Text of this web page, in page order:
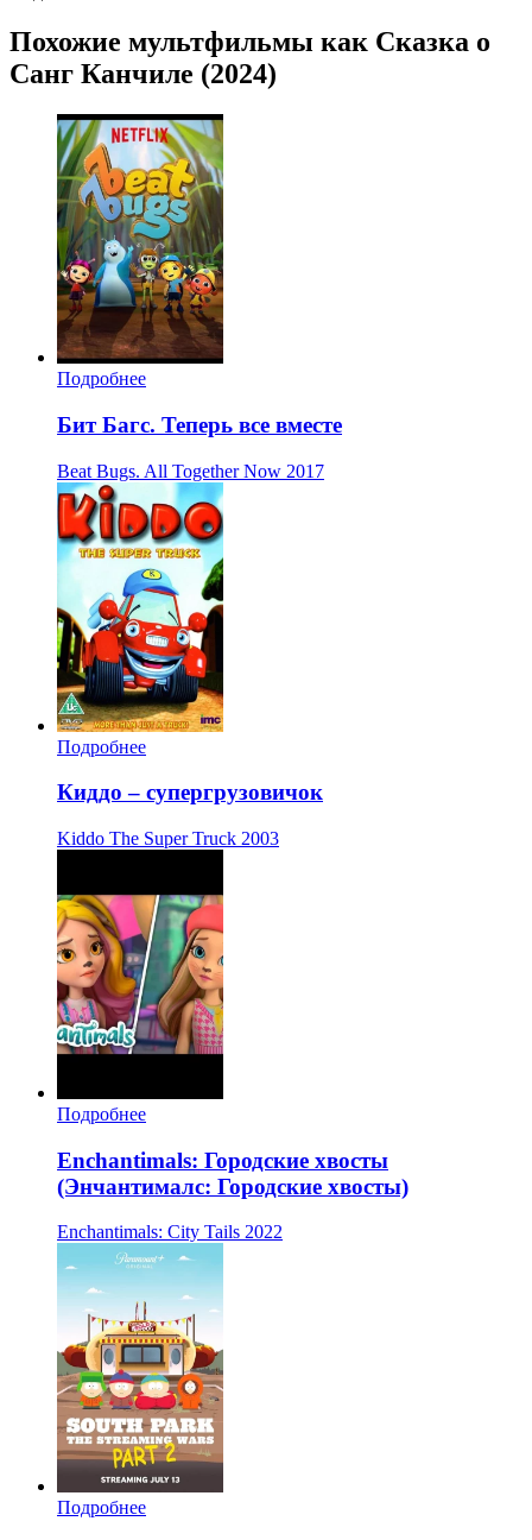
Похожие мультфильмы как Сказка о
Санг Канчиле (2024)
Подробнее
Бит Багс. Теперь все вместе
Beat Bugs. All Together Now 2017
Подробнее
Киддо – супергрузовичок
Kiddo The Super Truck 2003
Подробнее
Enchantimals: Городские хвосты
(Энчантималс: Городские хвосты)
Enchantimals: City Tails 2022
Подробнее